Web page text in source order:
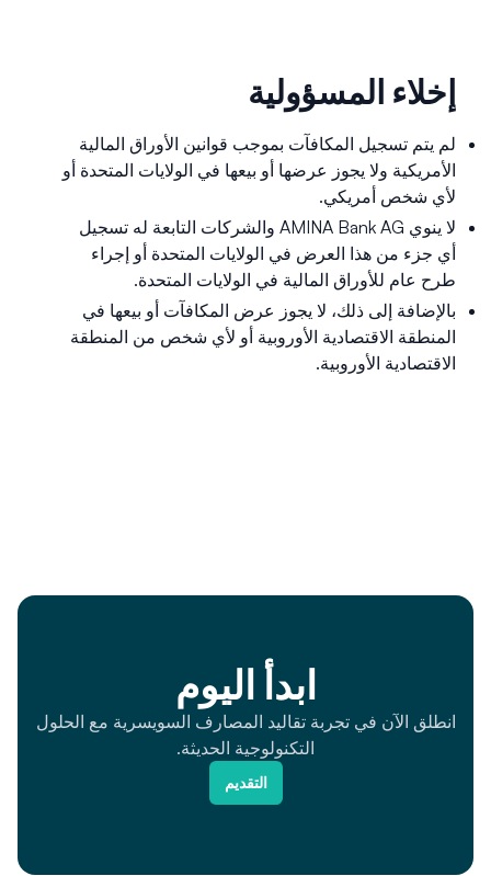
إخلاء المسؤولية
لم يتم تسجيل المكافآت بموجب قوانين الأوراق المالية
الأمريكية ولا يجوز عرضها أو بيعها في الولايات المتحدة أو
لأي شخص أمريكي.
لا ينوي AMINA Bank AG والشركات التابعة له تسجيل
أي جزء من هذا العرض في الولايات المتحدة أو إجراء
طرح عام للأوراق المالية في الولايات المتحدة.
بالإضافة إلى ذلك، لا يجوز عرض المكافآت أو بيعها في
المنطقة الاقتصادية الأوروبية أو لأي شخص من المنطقة
الاقتصادية الأوروبية.
ابدأ اليوم
انطلق الآن في تجربة تقاليد المصارف السويسرية مع الحلول
التكنولوجية الحديثة.
التقديم